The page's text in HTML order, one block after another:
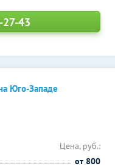
43
Юго-Западе
Цена, руб.:
от 800